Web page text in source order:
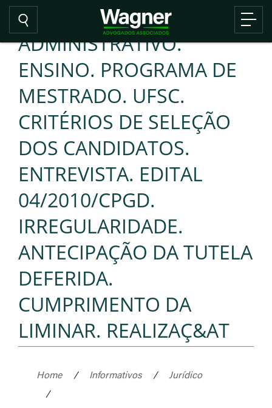
ADMINISTRATIVO.
ENSINO. PROGRAMA DE
MESTRADO. UFSC.
CRITÉRIOS DE SELEÇÃO
DOS CANDIDATOS.
ENTREVISTA. EDITAL
04/2010/CPGD.
IRREGULARIDADE.
ANTECIPAÇÃO DA TUTELA
DEFERIDA.
CUMPRIMENTO DA
LIMINAR. REALIZAÇ&AT
Home / Informativos /
Jurídico
/